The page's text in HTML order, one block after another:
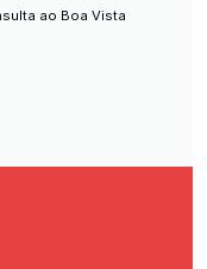
ao Boa Vista